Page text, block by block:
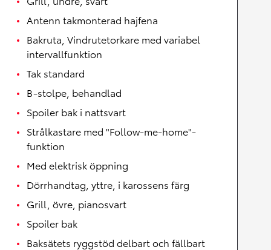
Antenn takmonterad hajfena
Bakruta, Vindrutetorkare med variabel
intervallfunktion
Tak standard
B-stolpe, behandlad
Spoiler bak i nattsvart
Strålkastare med "Follow-me-home"-
funktion
Med elektrisk öppning
Dörrhandtag, yttre, i karossens färg
Grill, övre, pianosvart
Spoiler bak
Baksätets ryggstöd delbart och fällbart